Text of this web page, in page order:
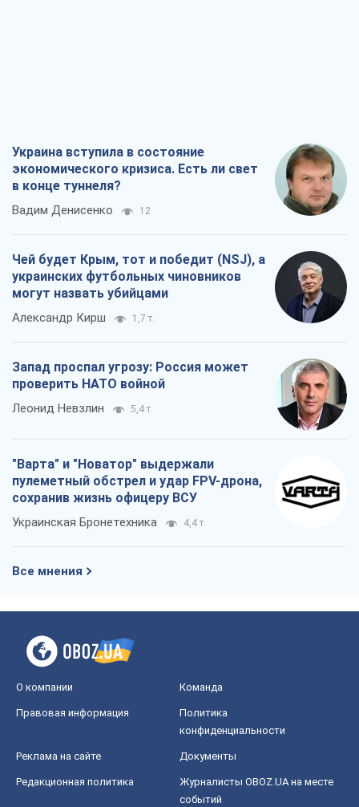
Украина вступила в состояние
экономического кризиса. Есть ли свет
в конце туннеля?
Вадим Денисенко 12
Чей будет Крым, тот и победит (NSJ), а
украинских футбольных чиновников
могут назвать убийцами
Александр Кирш 1,7 т.
Запад проспал угрозу: Россия может
проверить НАТО войной
Леонид Невзлин 5,4 т.
"Варта" и "Новатор" выдержали
пулеметный обстрел и удар FPV-дрона,
сохранив жизнь офицеру ВСУ
Украинская Бронетехника 4,4 т.
Все мнения
О компании Команда
Правовая информация
Политика
конфиденциальности
Реклама на сайте Документы
Редакционная политика
Журналисты OBOZ.UA на месте
событий